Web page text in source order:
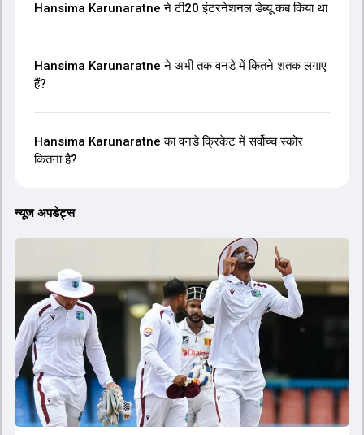
Hansima Karunaratne ने टी20 इंटरनेशनल डेब्यू कब किया था
Hansima Karunaratne ने अभी तक वनडे में कितने शतक लगाए
हैं?
Hansima Karunaratne का वनडे क्रिकेट में सर्वोच्च स्कोर
कितना है?
न्यूज अपडेट्स